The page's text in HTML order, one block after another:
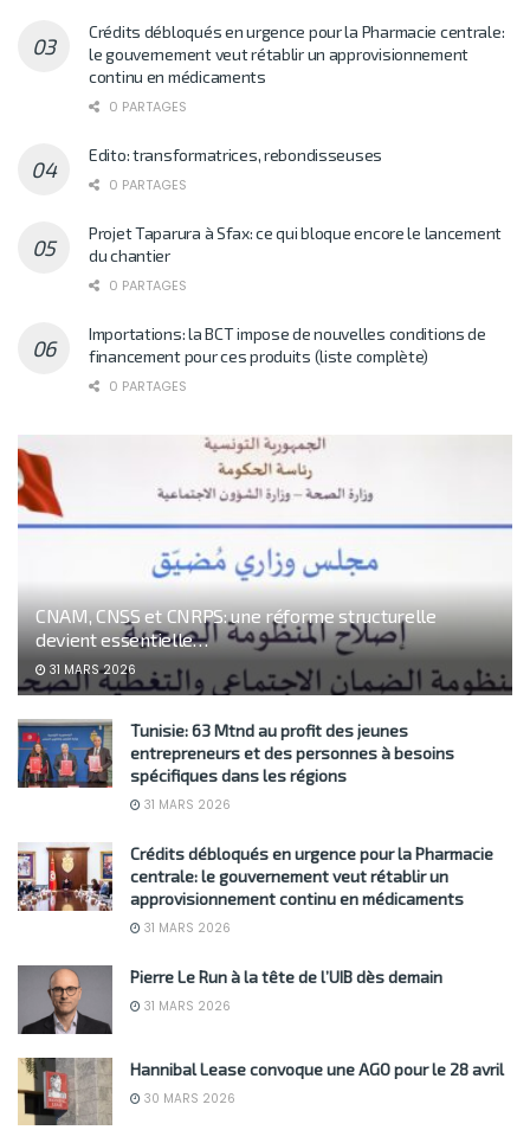
Crédits débloqués en urgence pour la Pharmacie centrale:
le gouvernement veut rétablir un approvisionnement
continu en médicaments
0 PARTAGES
Edito: transformatrices, rebondisseuses
0 PARTAGES
Projet Taparura à Sfax: ce qui bloque encore le lancement
du chantier
0 PARTAGES
Importations: la BCT impose de nouvelles conditions de
financement pour ces produits (liste complète)
0 PARTAGES
CNAM, CNSS et CNRPS: une réforme structurelle
devient essentielle…
31 MARS 2026
Tunisie: 63 Mtnd au profit des jeunes
entrepreneurs et des personnes à besoins
spécifiques dans les régions
31 MARS 2026
Crédits débloqués en urgence pour la Pharmacie
centrale: le gouvernement veut rétablir un
approvisionnement continu en médicaments
31 MARS 2026
Pierre Le Run à la tête de l’UIB dès demain
31 MARS 2026
Hannibal Lease convoque une AGO pour le 28 avril
30 MARS 2026